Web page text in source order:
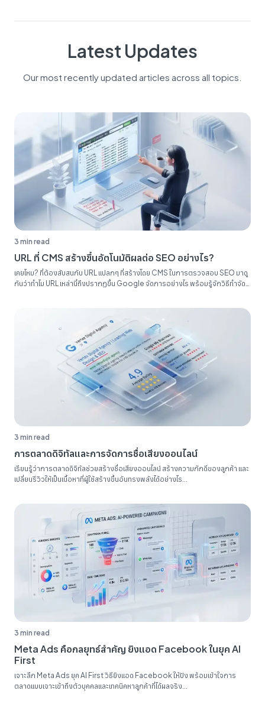
Latest Updates
Our most recently updated articles across all topics.
3 min read
URL ที่ CMS สร้างขึ้นอัตโนมัติผลต่อ SEO อย่างไร?
เคยไหม? ที่ต้องสับสนกับ URL แปลกๆ ที่สร้างโดย CMS ในการตรวจสอบ SEO มาดู
กันว่าทำไม URL เหล่านี้ถึงปรากฏขึ้น Google จัดการอย่างไร พร้อมรู้จักวิธีทำจัด
3 min read
การตลาดดิจิทัลและการจัดการชื่อเสียงออนไลน์
เรียนรู้ว่าการตลาดดิจิทัลช่วยสร้างชื่อเสียงออนไลน์ สร้างความภักดีของลูกค้า และ
เปลี่ยนรีวิวให้เป็นเนื้อหาที่ผู้ใช้สร้างขึ้นอันทรงพลังได้อย่างไร...
3 min read
Meta Ads คือกลยุทธ์สำคัญ ยิงแอด Facebook ในยุค AI
First
เจาะลึก Meta Ads ยุค AI First วิธียิงแอด Facebook ให้ปัง พร้อมเข้าใจการ
ตลาดแบบเจาะเข้าถึงตัวบุคคลและเทคนิคหาลูกค้าที่ได้ผลจริง...